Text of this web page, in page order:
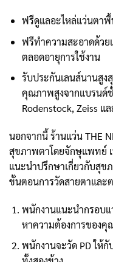
ฟรีดูแลอะไหล่แว่นตา
ฟรีทำความสะอาดด้วย
ตลอดอายุการใช้งาน
รับประกันเลนส์นานสูง
คุณภาพสูงจากแบรนด์ชั้
Rodenstock, Zeiss แ
นอกจากนี้ ร้านแว่น THE
สุขภาพตาโดยจักษุแพทย์
แนะนำปรึกษาเกี่ยวกับสุข
ขั้นตอนการวัดสายตาและ
พนักงานแนะนำกรอบ
หาความต้องการของคุ
พนักงานจะวัด PD ให้